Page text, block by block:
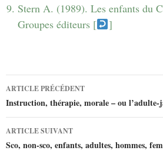
Stern A. (1989). Les enfants du
Groupes éditeurs [
]
Navigation
des
ARTICLE PRÉCÉDENT
Instruction, thérapie, morale – ou
ARTICLE SUIVANT
Sco, non-sco, enfants, adultes, hommes,